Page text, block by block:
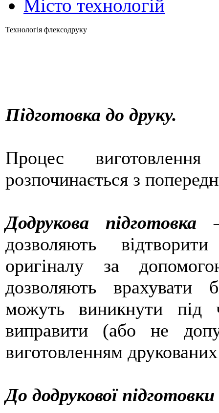
Місто технологій
Технологія флексодруку
Підготовка до друку.
Процес виготовлення
розпочинається з
Додрукова підготовка
дозволяють
оригіналу за
дозволяють врахувати
можуть виникнути під
виправити (або не
виготовленням
До додрукової